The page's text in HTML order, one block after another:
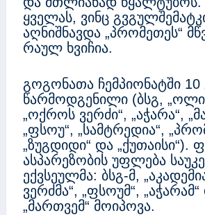
ყველას, ვინც
აღნიშნავდა „პრომეთეს“
რაულ ხვიჩია.
გოგონათა ჩემპიონატში 10
წარმოდგენილი (ბსგ,
„ოქროს ვერძი“, „აჭარა“,
„ფსოუ“, „სამტრედია“,
„ზუგდიდი“ და
ასპარეზობის უფლება
ექვსეულმა: ბსგ-მ,
ვერძმა“, „ფსოუმ“,
„მართვემ“ მოიპოვა.